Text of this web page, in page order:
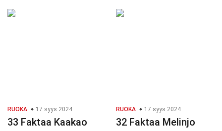
RUOKA 17 syys 2024
33 Faktaa Kaakao
RUOKA 17 syys 2024
32 Faktaa Melinjo